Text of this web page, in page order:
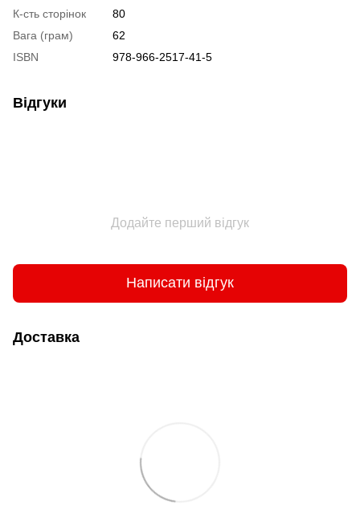
К-сть сторінок
80
Вага (грам)
62
ISBN
978-966-2517-41-5
Відгуки
Додайте перший відгук
Написати відгук
Доставка